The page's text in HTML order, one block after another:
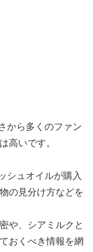
から多くのファン
高いです。
シュオイルが購入
の見分け方などを
や、シアミルクと
おくべき情報を網